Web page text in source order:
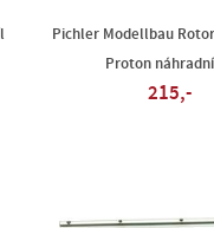
Pichler Modellbau
Proton
215,-